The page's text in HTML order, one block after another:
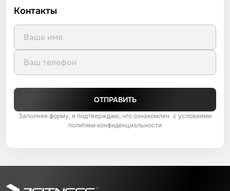
Контакты
ОТПРАВИТЬ
Заполняя форму, я подтверждаю, что ознакомлен с условиями
политики конфиденциальности